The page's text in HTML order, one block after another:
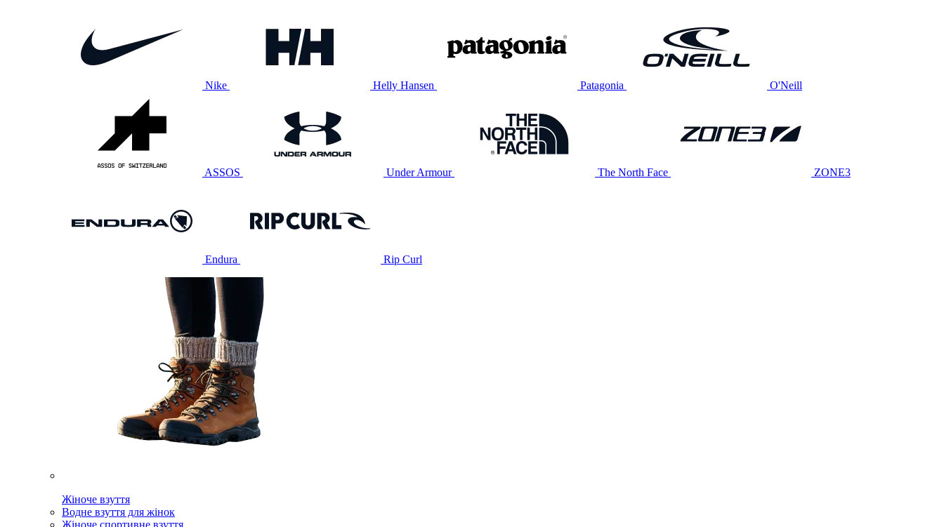
Nike Helly Hansen Patagonia O'Neill
ASSOS Under Armour The North Face ZONE3
Endura Rip Curl
Жіноче взуття
Водне взуття для жінок
Жіноче спортивне взуття